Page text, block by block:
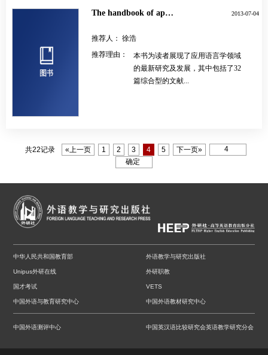
The handbook of applied linguistics 2013-07-04
推荐人： 徐浩
推荐理由：
本书为读者展现了应用语言学领域
的最新研究及发展，其中包括了32
篇综合型的文献...
共22记录 «上一页 1 2 3 4 5 下一页»
中华人民共和国教育部 外语教学与研究出版社
Unipus外研在线 外研职教
国才考试 VETS
中国外语与教育研究中心 中国外语教材研究中心
中国外语测评中心 中国英汉语比较研究会英语教学研究分会